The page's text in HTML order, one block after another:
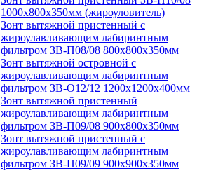
1000х800х350мм (жироуловитель)
Зонт вытяжной пристенный с
жироулавливающим лабиринтным
фильтром ЗВ-П08/08 800х800х350мм
Зонт вытяжной островной с
жироулавливающим лабиринтным
фильтром ЗВ-О12/12 1200х1200х400мм
Зонт вытяжной пристенный
жироулавливающим лабиринтным
фильтром ЗВ-П09/08 900х800х350мм
Зонт вытяжной пристенный с
жироулавливающим лабиринтным
фильтром ЗВ-П09/09 900х900х350мм